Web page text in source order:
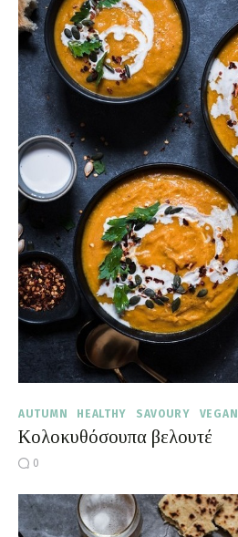
AUTUMN HEALTHY SAVOURY VEGAN
Κολοκυθόσουπα βελουτέ
0